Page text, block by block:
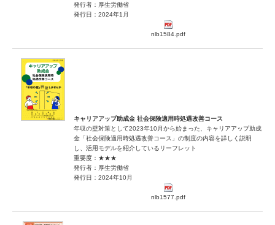
発行者：厚生労働省
発行日：2024年1月
nlb1584.pdf
キャリアアップ助成金 社会保険適用時処遇改善コース
年収の壁対策として2023年10月から始まった、キャリアアップ助成
金「社会保険適用時処遇改善コース」の制度の内容を詳しく説明
し、活用モデルを紹介しているリーフレット
重要度：★★★
発行者：厚生労働省
発行日：2024年10月
nlb1577.pdf